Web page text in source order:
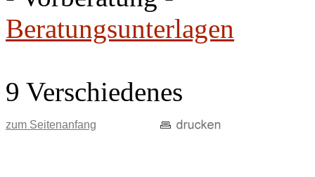
Beratungsunterlagen
9 Verschiedenes
zum Seitenanfang